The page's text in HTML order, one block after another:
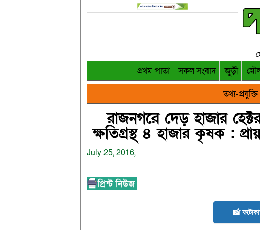
প্রথম পাতা সকল সংবাদ জুড়ী
তথ্য-প্রযুক্তি
রাজনগরে দেড় হাজার
ক্ষতিগ্রস্থ ৪ হাজার কৃষক :
July 25, 2016,
📸